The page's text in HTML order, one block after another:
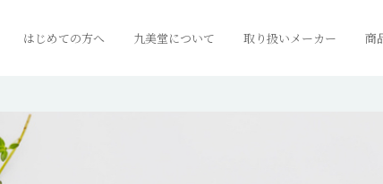
はじめての方へ 九美堂について 取り扱いメーカー 商